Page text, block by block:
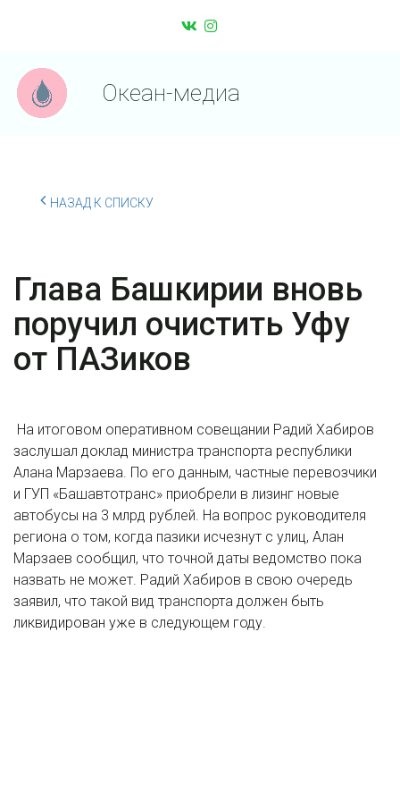
Океан-медиа
НАЗАД К СПИСКУ
Глава Башкирии вновь
поручил очистить Уфу
от ПАЗиков
На итоговом оперативном совещании Радий Хабиров
заслушал доклад министра транспорта республики
Алана Марзаева. По его данным, частные перевозчики
и ГУП «Башавтотранс» приобрели в лизинг новые
автобусы на 3 млрд рублей. На вопрос руководителя
региона о том, когда пазики исчезнут с улиц, Алан
Марзаев сообщил, что точной даты ведомство пока
назвать не может. Радий Хабиров в свою очередь
заявил, что такой вид транспорта должен быть
ликвидирован уже в следующем году.